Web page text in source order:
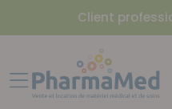
Client
Affichage navigation